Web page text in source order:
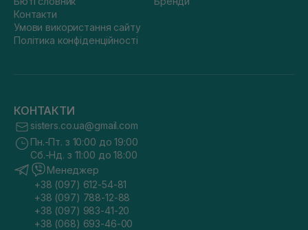
Контакти
Умови використання сайту
Політика конфіденційності
КОНТАКТИ
sisters.co.ua@gmail.com
Пн.-Пт. з 10:00 до 19:00
Сб.-Нд. з 11:00 до 18:00
Менеджер
+38 (097) 612-54-81
+38 (097) 788-12-88
+38 (097) 983-41-20
+38 (068) 693-46-00